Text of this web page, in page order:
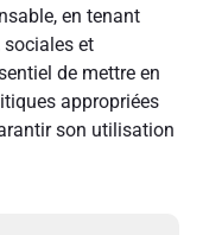
en tenant
et
de mettre en
appropriées
son utilisation